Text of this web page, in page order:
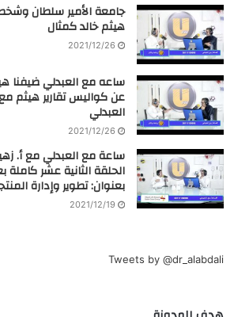
جامعة الأمير سلطان
هيثم خالد كمثال
2021/12/26
ساعه مع العبدلي ضيفنا
عن كواليس تقارير هيثم
العبدلي
2021/12/26
ساعة مع العبدلي مع أ.
الحلقة الثانية عشر كاملة
بعنوان: تطوير وإدارة
2021/12/19
Tweets by @dr_alabdali